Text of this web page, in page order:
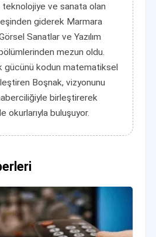
teknolojiye ve sanata olan
giderek Marmara
Sanatlar ve Yazılım
mezun oldu.
gücünü kodun matematiksel
Boşnak, vizyonunu
birleştirerek
okurlarıyla buluşuyor.